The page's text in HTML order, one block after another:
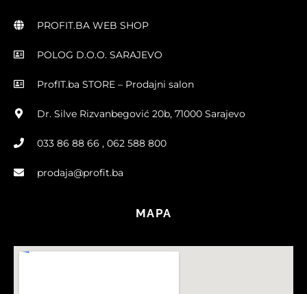
PROFIT.BA WEB SHOP
POLOG D.O.O. SARAJEVO
ProfIT.ba STORE – Prodajni salon
Dr. Silve Rizvanbegović 20b, 71000 Sarajevo
033 86 88 66 , 062 588 800
prodaja@profit.ba
MAPA